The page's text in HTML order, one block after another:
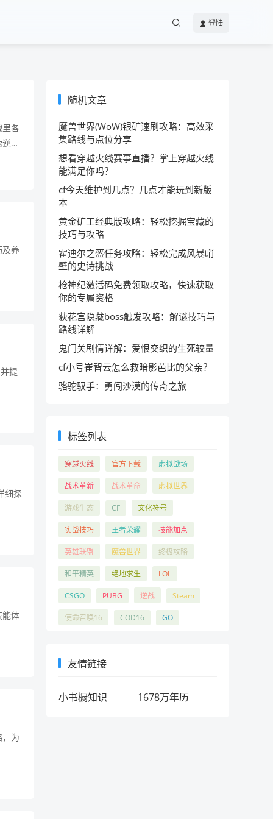
登陆
里各
战
养
提
细探
能体
为
随机文章
魔兽世界(WoW)银矿速刷攻略：高效采
集路线与点位分享
想看穿越火线赛事直播？掌上穿越火线
能满足你吗？
cf今天维护到几点？几点才能玩到新版
本
黄金矿工经典版攻略：轻松挖掘宝藏的
技巧与攻略
霍迪尔之盔任务攻略：轻松完成风暴峭
壁的史诗挑战
枪神纪激活码免费领取攻略，快速获取
你的专属资格
荻花宫隐藏boss触发攻略：解谜技巧与
路线详解
鬼门关剧情详解：爱恨交织的生死较量
cf小号崔智云怎么救暗影芭比的父亲？
骆驼驭手：勇闯沙漠的传奇之旅
标签列表
穿越火线 官方下载 虚拟战场
战术革新 战术革命 虚拟世界
游戏生态 CF 文化符号
实战技巧 王者荣耀 技能加点
英雄联盟 魔兽世界 终极攻略
和平精英 绝地求生 LOL
CSGO PUBG 逆战 Steam
使命召唤16 COD16 GO
友情链接
小书橱知识 1678万年历